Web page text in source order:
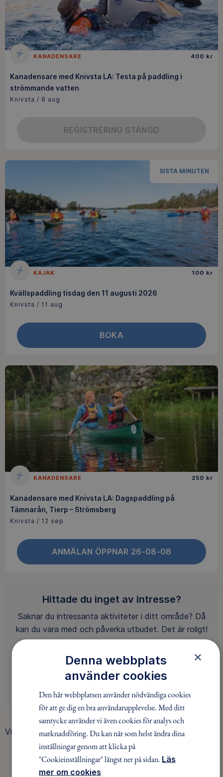
KANADENSARE 400 kr
Kanadensare med Knivsta LA: Testa på paddling i
strömmande vatten
Knivsta / 8 aug
REGISTRERING STÄNGD
SISTA MINUTEN
KAJAK 100 kr
Kvällspaddling tisdag den 11 augusti 2026
Knivsta / 11 aug
BOKA
KANADENSARE 250 kr
Kanadensare med Knivsta LA: Dagspaddling på
Tämnarån, Tierp – Strömsberg
Knivsta / 12 sep
ANMÄLAN ÖPPNAR 26-08-08
Hittade du inget av intresse?
Saknar du intressanta aktiviteter i ditt område? Då
kan du vara med och påverka utbudet. Det är roligt!
Visar 3 av 3äventyr
Hittar du inte det du söker?
AVANCERAD SÖKNING
×
Denna webbplats
använder cookies
Den här webbplatsen använder nödvändiga cookies
för att ge dig en bra användarupplevelse. Med ditt
samtycke använder vi även cookies för analys och
marknadsföring. Du kan när som helst ändra dina
inställningar genom att klicka på
"Cookieinställningar" längst ner på sidan. Läs
mer om cookies